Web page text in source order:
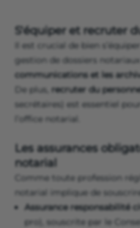
S'équiper et recruter
Il est crucial de bien
gestion de dossiers
communications et les
De plus, recruter du
secrétaires) est essentiel
l’office notarial.
Les assurances
notarial
Comme toute profession
notarial implique de
Assurance responsabilité
pro), souscrite par le